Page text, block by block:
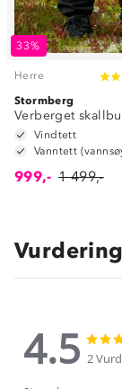
33%
Herre
Stormberg
Verberget
Vindtett
999,- 1 499,-
4.5
4.5
star
rating
2